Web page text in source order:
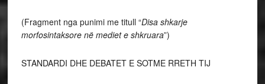
(Fragment nga punimi me titull “Disa shkarje
morfosintaksore në mediet e shkruara”)
STANDARDI DHE DEBATET E SOTME RRETH TIJ